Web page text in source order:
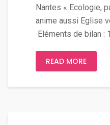
Nantes « Ecologie,
anime aussi Eglise
Eléments de bilan :
READ MORE